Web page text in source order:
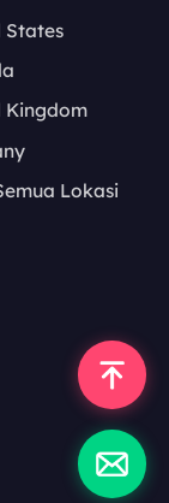
States
Kingdom
Lokasi